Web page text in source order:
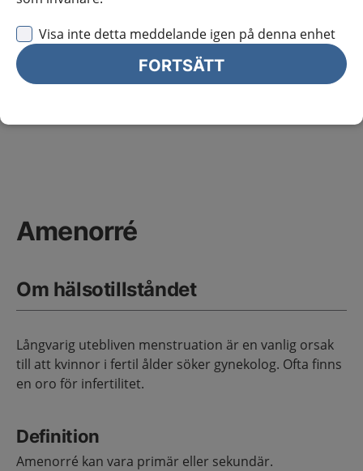
Visa inte detta meddelande igen på denna enhet
FORTSÄTT
Kliniskt kunskapsstöd
Amenorré
Amenorré
Om hälsotillståndet
Långvarig utebliven menstruation är en vanlig orsak
till att kvinnor i fertil ålder söker gynekolog. Ofta finns
en oro för infertilitet.
Definition
Amenorré kan vara primär eller sekundär.